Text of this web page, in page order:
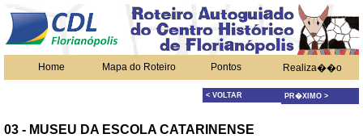
Home Mapa do Roteiro Pontos Realiza��o
PR�XIMO >
< VOLTAR
03 - MUSEU DA ESCOLA CATARINENSE